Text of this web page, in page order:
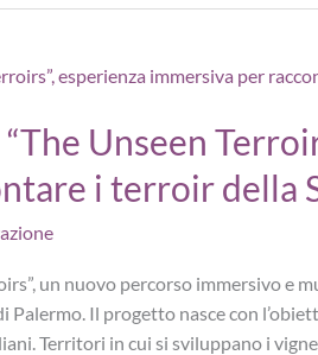
Unseen
i terroir della
un nuovo percorso immersivo e
Il progetto nasce con
Territori in cui si sviluppano i